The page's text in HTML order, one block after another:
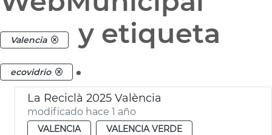
Valencia y etiqueta
ecovidrio .
La Reciclà 2025 València
modificado hace 1 año
VALENCIA
VALENCIA VERDE